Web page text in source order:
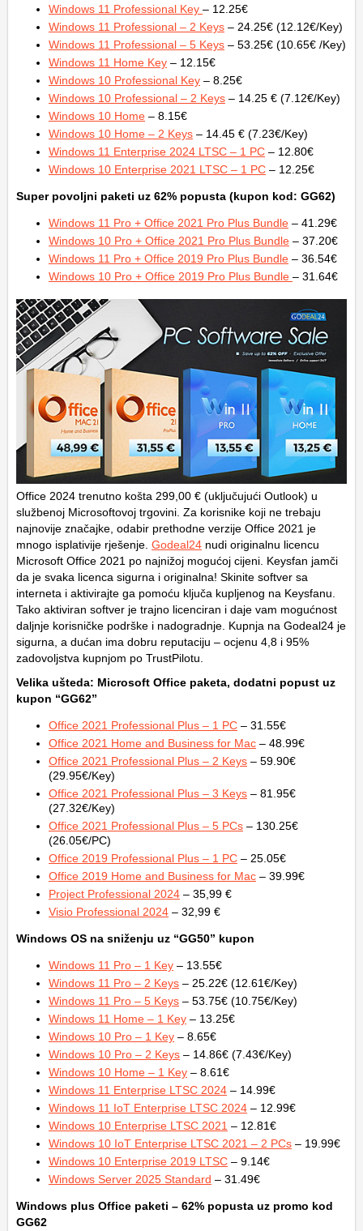
Windows 11 Professional Key – 12.25€
Windows 11 Professional – 2 Keys – 24.25€ (12.12€/Key)
Windows 11 Professional – 5 Keys – 53.25€ (10.65€ /Key)
Windows 11 Home Key – 12.15€
Windows 10 Professional Key – 8.25€
Windows 10 Professional – 2 Keys – 14.25 € (7.12€/Key)
Windows 10 Home – 8.15€
Windows 10 Home – 2 Keys – 14.45 € (7.23€/Key)
Windows 11 Enterprise 2024 LTSC – 1 PC – 12.80€
Windows 10 Enterprise 2021 LTSC – 1 PC – 12.25€
Super povoljni paketi uz 62% popusta (kupon kod: GG62)
Windows 11 Pro + Office 2021 Pro Plus Bundle – 41.29€
Windows 10 Pro + Office 2021 Pro Plus Bundle – 37.20€
Windows 11 Pro + Office 2019 Pro Plus Bundle – 36.54€
Windows 10 Pro + Office 2019 Pro Plus Bundle – 31.64€
Office 2024 trenutno košta 299,00 € (uključujući Outlook) u
službenoj Microsoftovoj trgovini. Za korisnike koji ne trebaju
najnovije značajke, odabir prethodne verzije Office 2021 je
mnogo isplativije rješenje. Godeal24 nudi originalnu licencu
Microsoft Office 2021 po najnižoj mogućoj cijeni. Keysfan jamči
da je svaka licenca sigurna i originalna! Skinite softver sa
interneta i aktivirajte ga pomoću ključa kupljenog na Keysfanu.
Tako aktiviran softver je trajno licenciran i daje vam mogućnost
daljnje korisničke podrške i nadogradnje. Kupnja na Godeal24 je
sigurna, a dućan ima dobru reputaciju – ocjenu 4,8 i 95%
zadovoljstva kupnjom po TrustPilotu.
Velika ušteda: Microsoft Office paketa, dodatni popust uz
kupon “GG62”
Office 2021 Professional Plus – 1 PC – 31.55€
Office 2021 Home and Business for Mac – 48.99€
Office 2021 Professional Plus – 2 Keys – 59.90€
(29.95€/Key)
Office 2021 Professional Plus – 3 Keys – 81.95€
(27.32€/Key)
Office 2021 Professional Plus – 5 PCs – 130.25€
(26.05€/PC)
Office 2019 Professional Plus – 1 PC – 25.05€
Office 2019 Home and Business for Mac – 39.99€
Project Professional 2024 – 35,99 €
Visio Professional 2024 – 32,99 €
Windows OS na sniženju uz “GG50” kupon
Windows 11 Pro – 1 Key – 13.55€
Windows 11 Pro – 2 Keys – 25.22€ (12.61€/Key)
Windows 11 Pro – 5 Keys – 53.75€ (10.75€/Key)
Windows 11 Home – 1 Key – 13.25€
Windows 10 Pro – 1 Key – 8.65€
Windows 10 Pro – 2 Keys – 14.86€ (7.43€/Key)
Windows 10 Home – 1 Key – 8.61€
Windows 11 Enterprise LTSC 2024 – 14.99€
Windows 11 IoT Enterprise LTSC 2024 – 12.99€
Windows 10 Enterprise LTSC 2021 – 12.81€
Windows 10 IoT Enterprise LTSC 2021 – 2 PCs – 19.99€
Windows 10 Enterprise 2019 LTSC – 9.14€
Windows Server 2025 Standard – 31.49€
Windows plus Office paketi – 62% popusta uz promo kod
GG62